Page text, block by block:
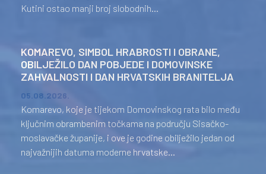
Kutini ostao manji broj slobodnih...
KOMAREVO, SIMBOL HRABROSTI I OBRANE,
OBILJEŽILO DAN POBJEDE I DOMOVINSKE
ZAHVALNOSTI I DAN HRVATSKIH BRANITELJA
05.08.2026.
Komarevo, koje je tijekom Domovinskog rata bilo među
ključnim obrambenim točkama na području Sisačko-
moslavačke županije, i ove je godine obilježilo jedan od
najvažnijih datuma moderne hrvatske...